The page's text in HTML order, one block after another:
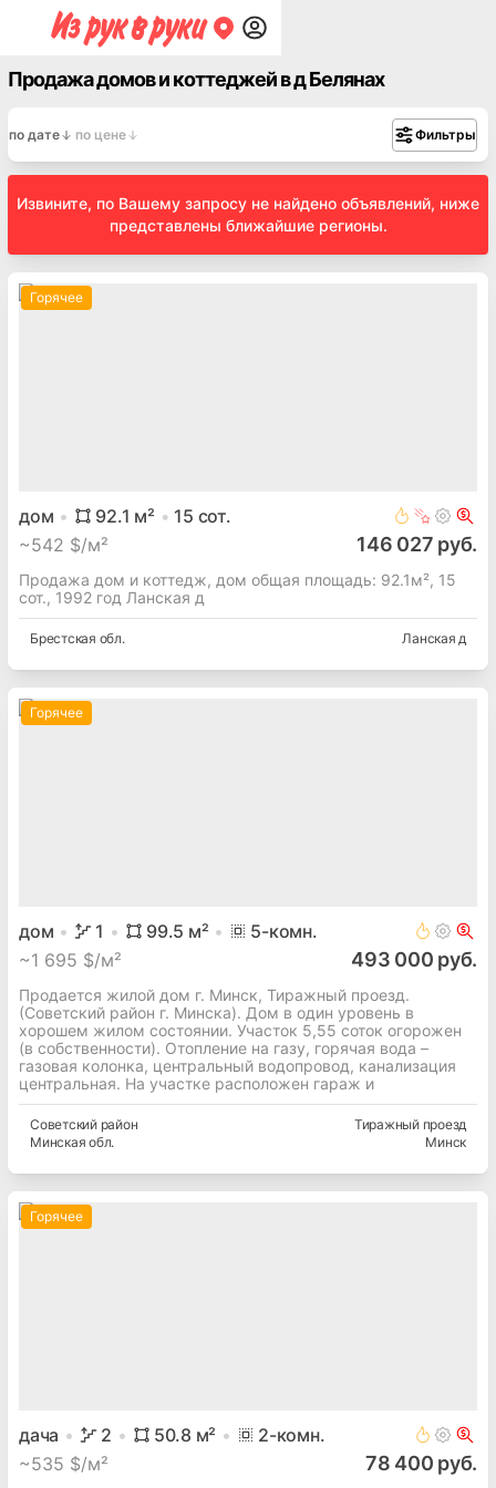
Продажа домов и коттеджей в д Белянах
по дате по цене Фильтры
Извините, по Вашему запросу не найдено объявлений, ниже
представлены ближайшие регионы.
Горячее
дом 92.1 м² 15 сот.
~542 $/м² 146 027 руб.
Продажа дом и коттедж, дом общая площадь: 92.1м², 15
сот., 1992 год Ланская д
Брестская обл. Ланская д
Горячее
дом 1 99.5 м² 5-комн.
~1 695 $/м² 493 000 руб.
Продается жилой дом г. Минск, Тиражный проезд.
(Советский район г. Минска). Дом в один уровень в
хорошем жилом состоянии. Участок 5,55 соток огорожен
(в собственности). Отопление на газу, горячая вода –
газовая колонка, центральный водопровод, канализация
центральная. На участке расположен гараж и
Советскийрайон
Минская обл.
Тиражный проезд
Минск
Горячее
дача 2 50.8 м² 2-комн.
~535 $/м² 78 400 руб.